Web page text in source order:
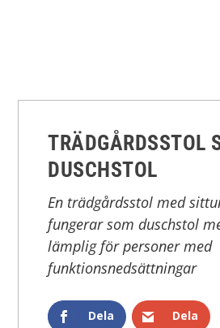
TRÄDGÅRDSSTOL
DUSCHSTOL
En trädgårdsstol med
fungerar som duschstol
lämplig för personer med
funktionsnedsättningar
Dela Dela